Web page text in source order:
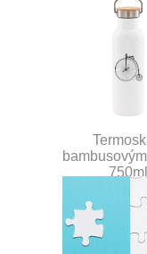
750ml